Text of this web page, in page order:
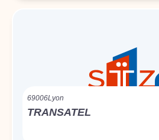
69006Lyon
TRANSATEL